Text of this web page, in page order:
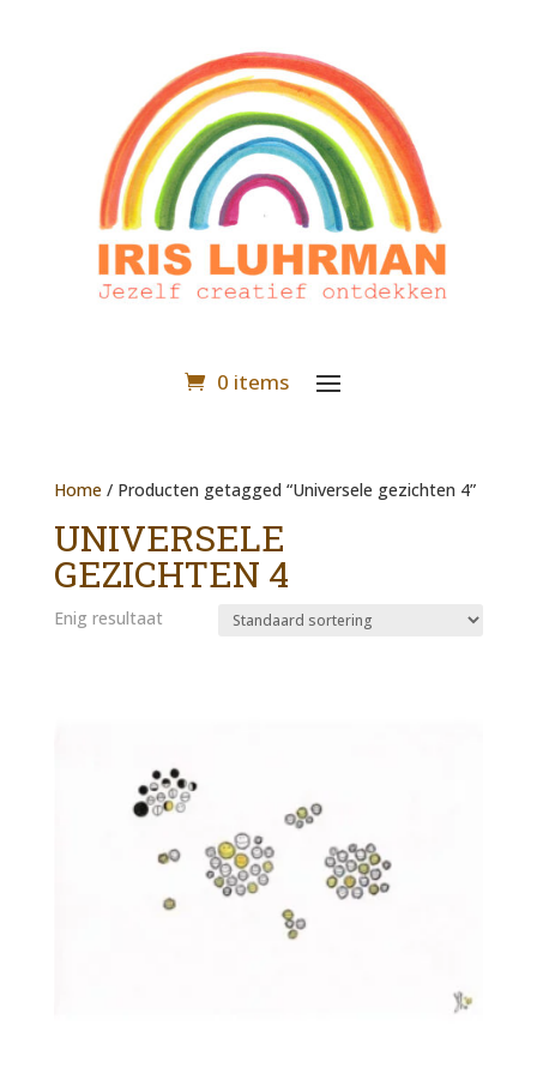
0 items
Home/ Producten getagged “Universele gezichten 4”
UNIVERSELE
GEZICHTEN 4
Enig resultaat